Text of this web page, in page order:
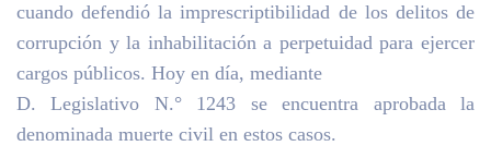
cuando defendió la imprescriptibilidad de los delitos de
corrupción y la inhabilitación a perpetuidad para ejercer
cargos públicos. Hoy en día, mediante
D. Legislativo N.° 1243 se encuentra aprobada la
denominada muerte civil en estos casos.